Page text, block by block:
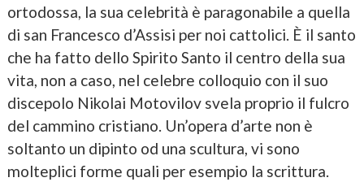
ortodossa, la sua celebrità è paragonabile a quella
di san Francesco d’Assisi per noi cattolici. È il santo
che ha fatto dello Spirito Santo il centro della sua
vita, non a caso, nel celebre colloquio con il suo
discepolo Nikolai Motovilov svela proprio il fulcro
del cammino cristiano. Un’opera d’arte non è
soltanto un dipinto od una scultura, vi sono
molteplici forme quali per esempio la scrittura.